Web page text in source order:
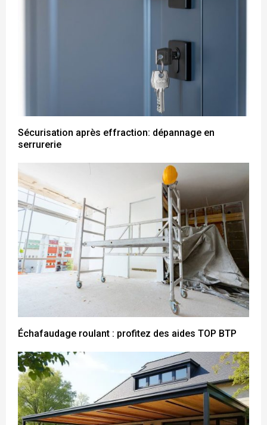
Sécurisation après effraction: dépannage en
serrurerie
Échafaudage roulant : profitez des aides TOP BTP